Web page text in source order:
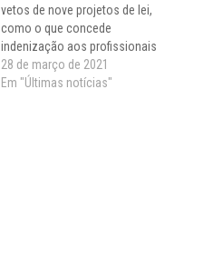
vetos de nove projetos de lei,
como o que concede
indenização aos profissionais
de saúde tornados
incapacitados para o trabalho
28 de março de 2021
Em "Últimas notícias"